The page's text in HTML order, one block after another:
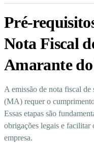
Pré-
Nota Fiscal
Amarante
A emissão de nota fiscal
(MA) requer o
Essas etapas são
obrigações legais e facilitar
empresa.